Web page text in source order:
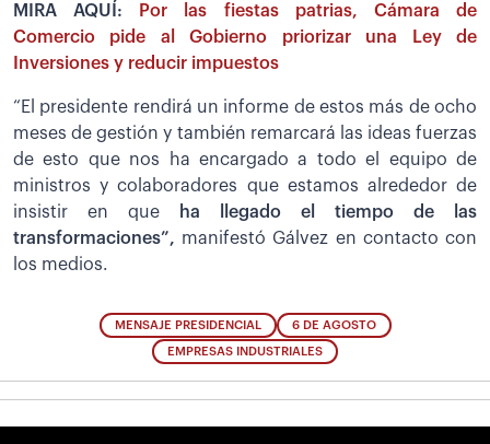
MIRA AQUÍ:
Por las fiestas patrias, Cámara de
Comercio pide al Gobierno priorizar una Ley de
Inversiones y reducir impuestos
“El presidente rendirá un informe de estos más de ocho
meses de gestión y también remarcará las ideas fuerzas
de esto que nos ha encargado a todo el equipo de
ministros y colaboradores que estamos alrededor de
insistir en que ha llegado el tiempo de las
transformaciones”, manifestó Gálvez en contacto con
los medios.
MENSAJE PRESIDENCIAL 6 DE AGOSTO
EMPRESAS INDUSTRIALES